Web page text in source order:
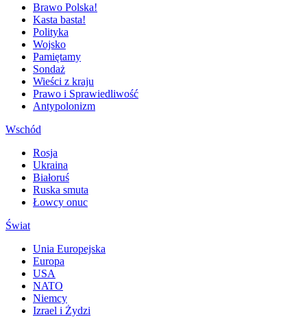
Brawo Polska!
Kasta basta!
Polityka
Wojsko
Pamiętamy
Sondaż
Wieści z kraju
Prawo i Sprawiedliwość
Antypolonizm
Wschód
Rosja
Ukraina
Białoruś
Ruska smuta
Łowcy onuc
Świat
Unia Europejska
Europa
USA
NATO
Niemcy
Izrael i Żydzi